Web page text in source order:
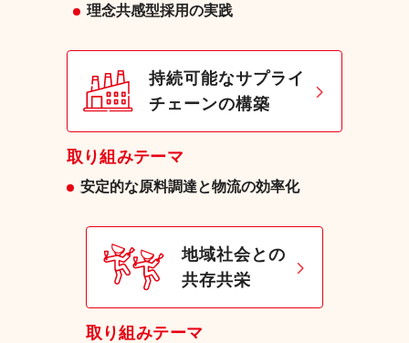
理念共感型採用の実践
持続可能なサプライ
チェーンの構築
取り組みテーマ
安定的な原料調達と物流の効率化
地域社会との
共存共栄
取り組みテーマ